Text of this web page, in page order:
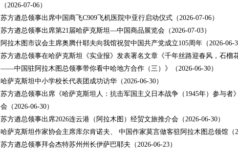
（2026-07-06）
苏方遒总领事出席中国商飞C909飞机医院中亚行启动仪式（2026-07-06）
苏方遒总领事出席第21届哈萨克斯坦—中国商品展览会（2026-07-03）
阿拉木图市议会主席奥腾什耶夫向我馆祝贺中国共产党成立105周年（2026-06-
苏方遒总领事在哈萨克斯坦《实业报》发表署名文章《千年丝路迎春风，石榴
——中国驻阿拉木图总领事带你看中哈地方合作（三）》
（2026-06-30）
哈萨克斯坦中小学校长代表团成功访华（2026-06-30）
苏方遒总领事出席《哈萨克斯坦人：抗击军国主义日本战争（1945年）参与者
会（2026-06-30）
苏方遒总领事出席2026连云港（阿拉木图）经贸文旅推介会（2026-06-30）
哈萨克斯坦作家协会主席库尔肯诺夫、 中国作家莫言做客驻阿拉木图总领馆（
苏方遒总领事拜会杰特苏州州长伊萨巴耶夫 （2026-06-23）